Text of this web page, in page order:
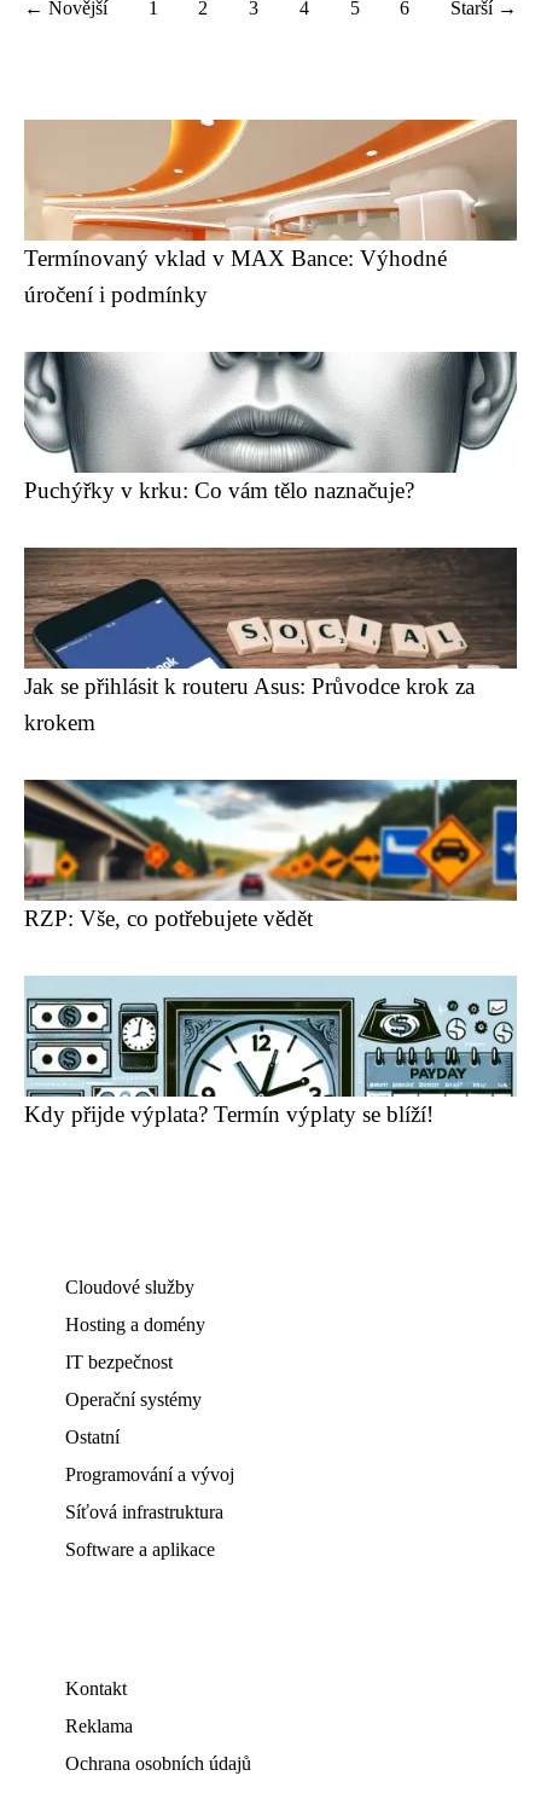
← Novější 1 2 3 4 5 6 Starší →
Termínovaný vklad v MAX Bance: Výhodné
úročení i podmínky
Puchýřky v krku: Co vám tělo naznačuje?
Jak se přihlásit k routeru Asus: Průvodce krok za
krokem
RZP: Vše, co potřebujete vědět
Kdy přijde výplata? Termín výplaty se blíží!
Cloudové služby
Hosting a domény
IT bezpečnost
Operační systémy
Ostatní
Programování a vývoj
Síťová infrastruktura
Software a aplikace
Kontakt
Reklama
Ochrana osobních údajů